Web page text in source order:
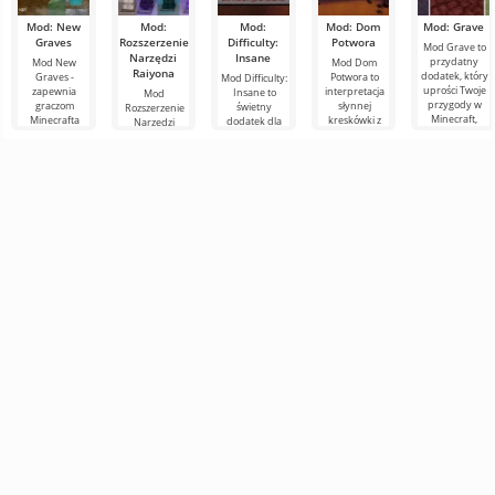
Mod: New
Graves
Mod New
Graves -
zapewnia
graczom
Minecrafta
Mod:
Rozszerzenie
Narzędzi
Raiyona
Mod
Rozszerzenie
Narzędzi
Mod:
Difficulty:
Insane
Mod Difficulty:
Insane to
świetny
dodatek dla
Mod: Dom
Potwora
Mod Dom
Potwora to
interpretacja
słynnej
kreskówki z
Mod: Grave
Mod Grave to
przydatny
dodatek, który
uprości Twoje
przygody w
Minecraft,